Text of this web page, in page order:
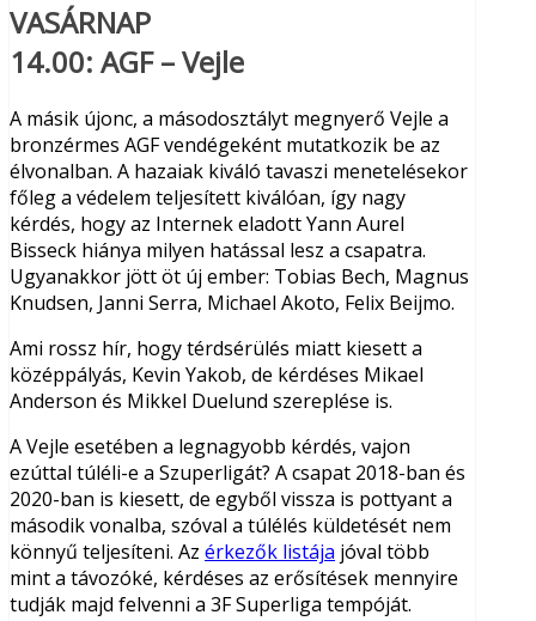
VASÁRNAP
14.00: AGF – Vejle
A másik újonc, a másodosztályt megnyerő Vejle a
bronzérmes AGF vendégeként mutatkozik be az
élvonalban. A hazaiak kiváló tavaszi menetelésekor
főleg a védelem teljesített kiválóan, így nagy
kérdés, hogy az Internek eladott Yann Aurel
Bisseck hiánya milyen hatással lesz a csapatra.
Ugyanakkor jött öt új ember: Tobias Bech, Magnus
Knudsen, Janni Serra, Michael Akoto, Felix Beijmo.
Ami rossz hír, hogy térdsérülés miatt kiesett a
középpályás, Kevin Yakob, de kérdéses Mikael
Anderson és Mikkel Duelund szereplése is.
A Vejle esetében a legnagyobb kérdés, vajon
ezúttal túléli-e a Szuperligát? A csapat 2018-ban és
2020-ban is kiesett, de egyből vissza is pottyant a
második vonalba, szóval a túlélés küldetését nem
könnyű teljesíteni. Az érkezők listája jóval több
mint a távozóké, kérdéses az erősítések mennyire
tudják majd felvenni a 3F Superliga tempóját.